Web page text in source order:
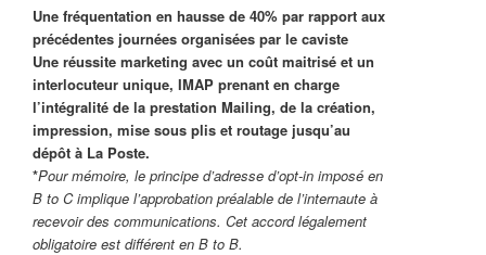
Une fréquentation en hausse de 40% par rapport aux
précédentes journées organisées par le caviste
Une réussite marketing avec un coût maitrisé et un
interlocuteur unique, IMAP prenant en charge
l’intégralité de la prestation Mailing, de la création,
impression, mise sous plis et routage jusqu’au
dépôt à La Poste.
*Pour mémoire, le principe d’adresse d’opt-in imposé en
B to C implique l’approbation préalable de l’internaute à
recevoir des communications. Cet accord légalement
obligatoire est différent en B to B.